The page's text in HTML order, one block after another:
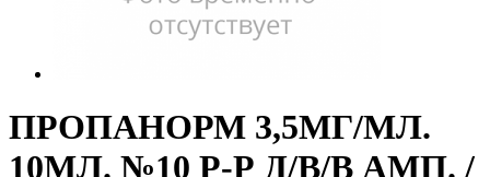
ПРОПАНОРМ 3,5МГ/МЛ.
10МЛ. №10 Р-Р Д/В/В АМП. /